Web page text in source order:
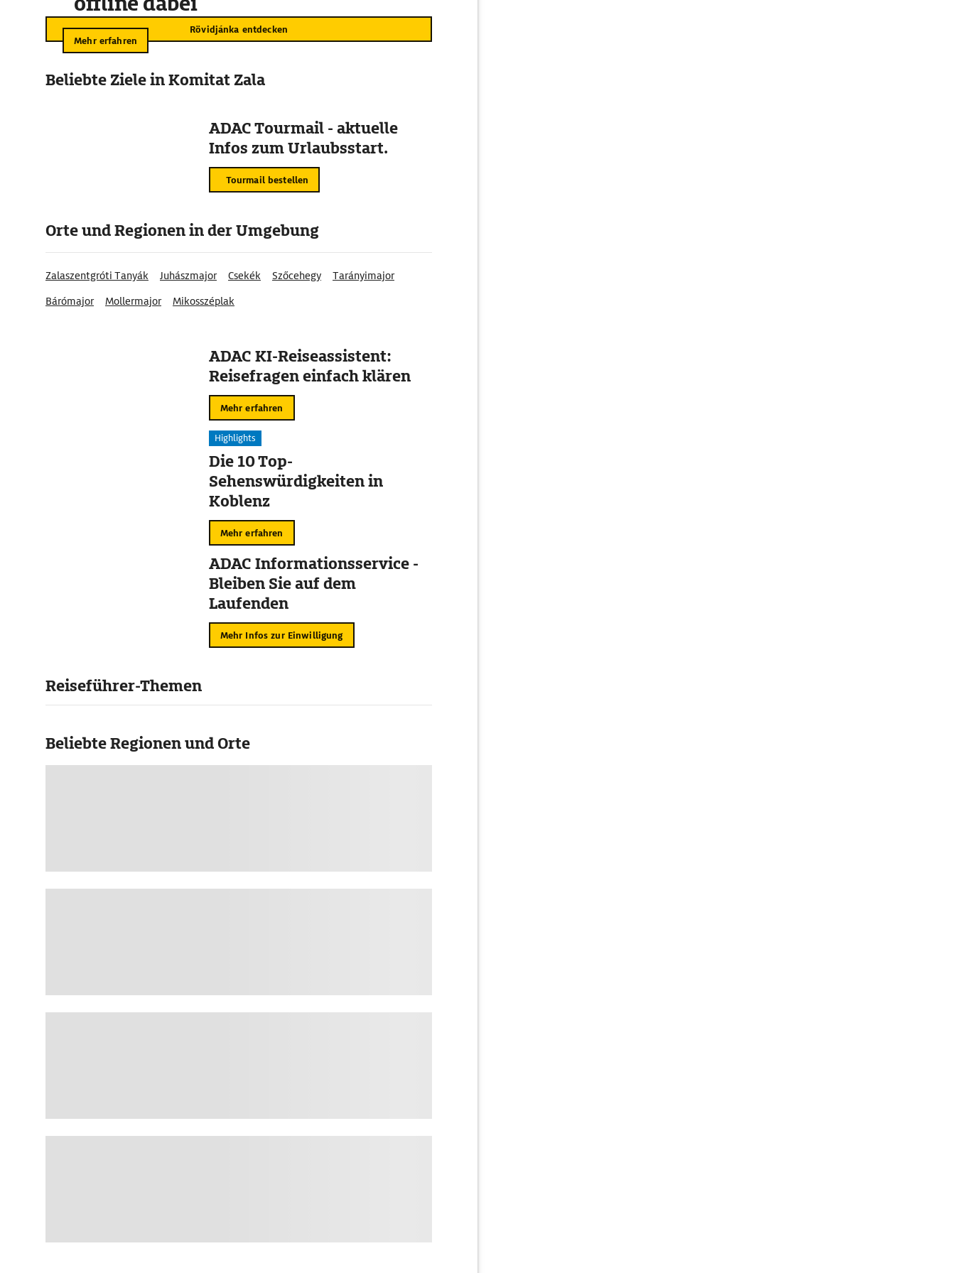
Rövidjánka entdecken
Mehr erfahren
Beliebte Ziele in Komitat Zala
ADAC Tourmail - aktuelle
Infos zum Urlaubsstart.
Tourmail bestellen
Orte und Regionen in der Umgebung
Zalaszentgróti Tanyák Juhászmajor Csekék Szőcehegy
Tarányimajor
Bárómajor
Mollermajor Mikosszéplak
ADAC KI-Reiseassistent:
Reisefragen einfach klären
Mehr erfahren
Highlights
Die 10 Top-
Sehenswürdigkeiten in
Koblenz
Mehr erfahren
ADAC Informationsservice -
Bleiben Sie auf dem
Laufenden
Mehr Infos zur Einwilligung
Reiseführer-Themen
Beliebte Regionen und Orte